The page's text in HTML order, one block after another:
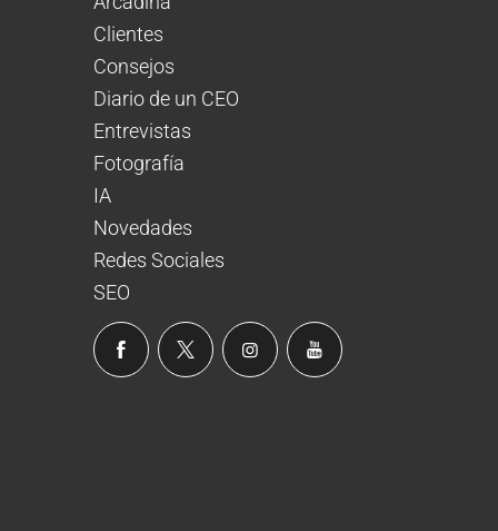
Clientes
Consejos
Diario de un CEO
Entrevistas
Fotografía
IA
Novedades
Redes Sociales
SEO